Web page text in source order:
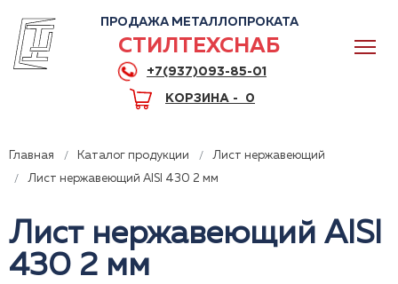
ПРОДАЖА МЕТАЛЛОПРОКАТА
СТИЛТЕХСНАБ
+7(937)093-85-01
КОРЗИНА - 0
Главная Каталог продукции
Лист нержавеющий
Лист нержавеющий AISI 430 2 мм
Лист нержавеющий AISI
430 2 мм